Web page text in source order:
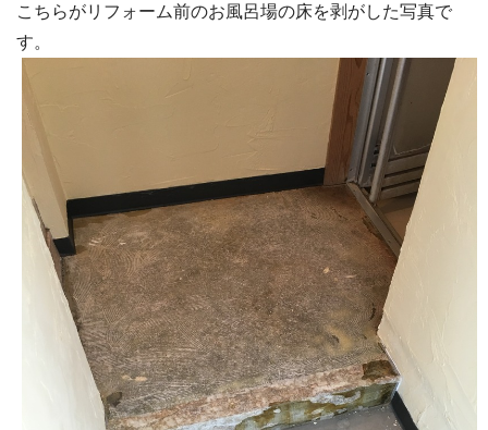
こちらがリフォーム前のお風呂場の床を剥がした写真で
す。